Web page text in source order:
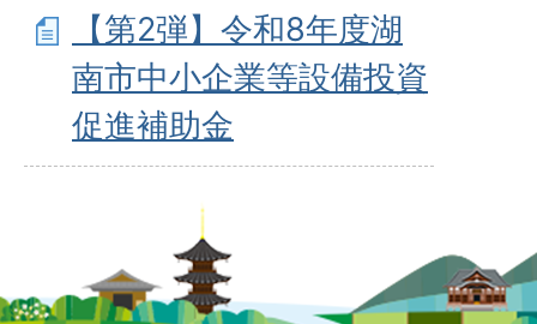
【第2弾】令和8年度湖
南市中小企業等設備投資
促進補助金